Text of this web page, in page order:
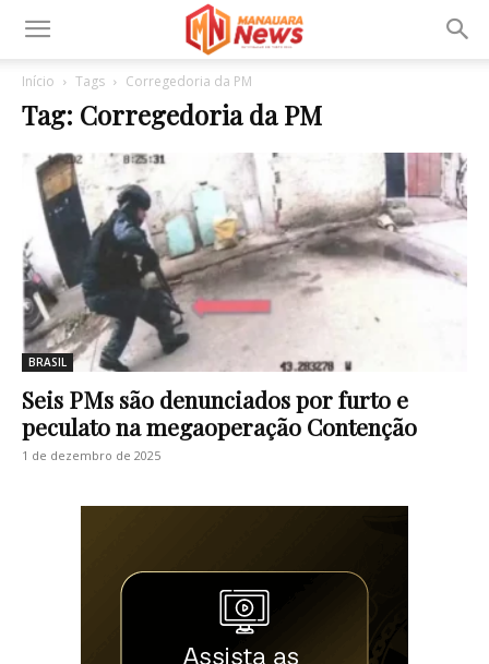
Início Tags Corregedoria da PM
Tag: Corregedoria da PM
BRASIL
Seis PMs são denunciados por furto e
peculato na megaoperação Contenção
1 de dezembro de 2025